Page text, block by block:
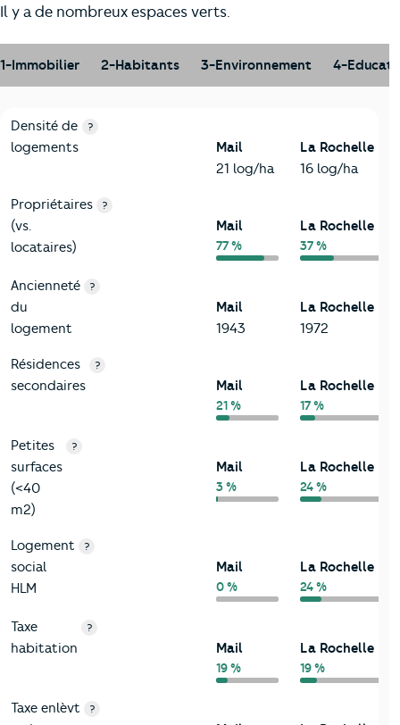
Il y a de nombreux espaces verts.
1-Immobilier 2-Habitants 3-Environnement 4-
1-Immobilier
Critères Mail
Densité de
logements
?
Mail
21 log/ha
La Rochelle
16 log/ha
Propriétaires
(vs.
locataires)
?
Mail
77 %
La Rochelle
37 %
Ancienneté
du
logement
?
Mail
1943
La Rochelle
1972
Résidences
secondaires
?
Mail
21 %
La Rochelle
17 %
Petites
surfaces
(<40
m2)
?
Mail
3 %
La Rochelle
24 %
Logement
social
HLM
?
Mail
0 %
La Rochelle
24 %
Taxe
habitation
?
Mail
19 %
La Rochelle
19 %
Taxe enlèvt
?